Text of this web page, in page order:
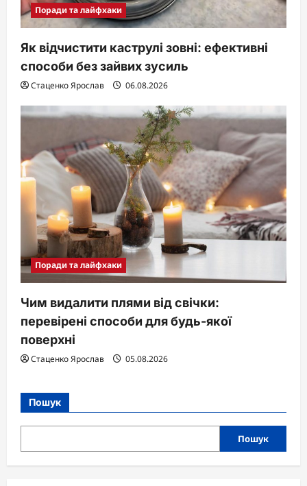
Поради та лайфхаки
Як відчистити каструлі зовні: ефективні
способи без зайвих зусиль
Стаценко Ярослав 06.08.2026
Поради та лайфхаки
Чим видалити плями від свічки:
перевірені способи для будь-якої
поверхні
Стаценко Ярослав 05.08.2026
Пошук
Пошук